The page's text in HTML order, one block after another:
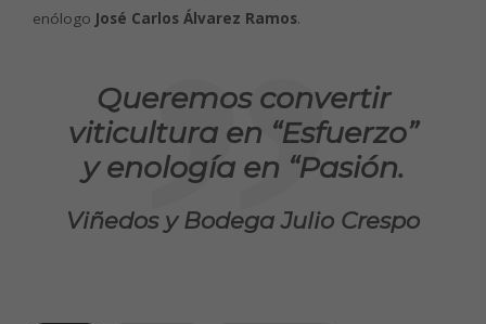
enólogo José Carlos Álvarez Ramos.
Queremos convertir
viticultura en “Esfuerzo”
y enología en “Pasión.
Viñedos y Bodega Julio Crespo